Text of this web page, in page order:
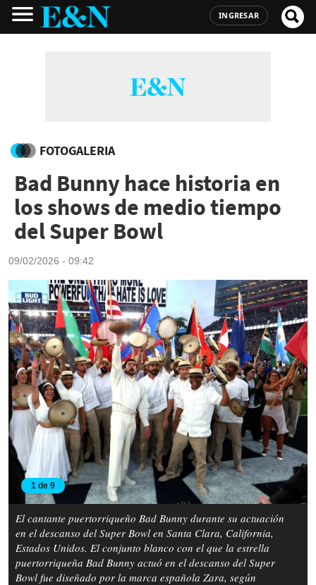
INGRESAR
FOTOGALERIA
Bad Bunny hace historia en
los shows de medio tiempo
del Super Bowl
09/02/2026 - 09:42
1 de 9
El cantante puertorriqueño Bad Bunny durante su actuación
en el descanso del Super Bowl en Santa Clara, California,
Estados Unidos. El conjunto blanco con el que la estrella
puertorriqueña Bad Bunny actuó en el descanso del Super
Bowl fue diseñado por la marca española Zara, según